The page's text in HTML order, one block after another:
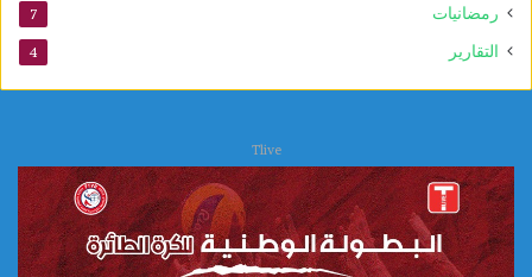
رمضانيات 7
التقارير 4
Tlive